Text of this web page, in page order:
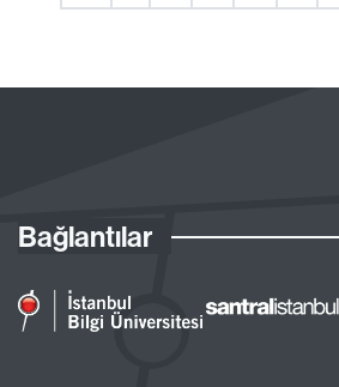
Bağlantılar